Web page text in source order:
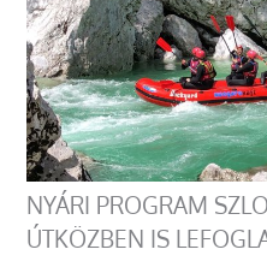
NYÁRI PROGRAM
ÚTKÖZBEN IS